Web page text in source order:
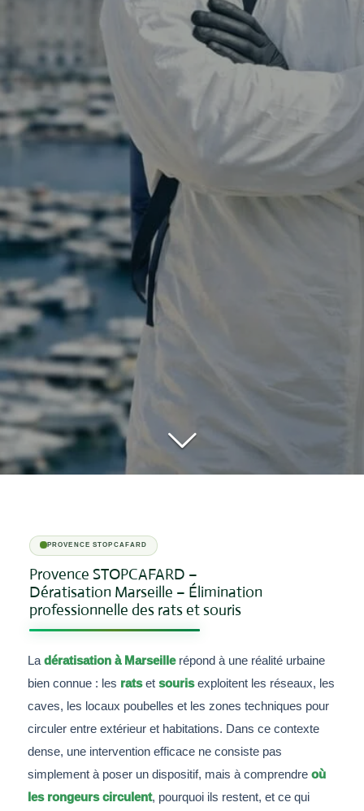
PROVENCE STOPCAFARD
Provence STOPCAFARD –
Dératisation Marseille – Élimination
professionnelle des rats et souris
La dératisation à Marseillerépond à une réalité urbaine
bien connue : les ratset sourisexploitent les réseaux, les
caves, les locaux poubelles et les zones techniques pour
circuler entre extérieur et habitations. Dans ce contexte
dense, une intervention efficace ne consiste pas
simplement à poser un dispositif, mais à comprendre où
les rongeurs circulent, pourquoi ils restent, et ce qui